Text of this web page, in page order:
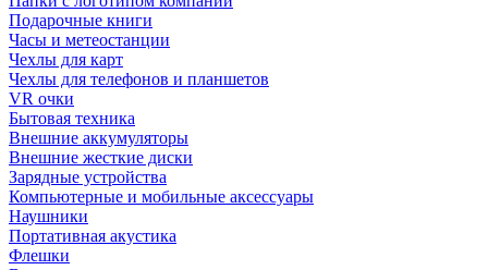
Подарочные книги
Часы и метеостанции
Чехлы для карт
Чехлы для телефонов и планшетов
VR очки
Бытовая техника
Внешние аккумуляторы
Внешние жесткие диски
Зарядные устройства
Компьютерные и мобильные аксессуары
Наушники
Портативная акустика
Флешки